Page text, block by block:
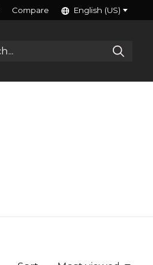
Compare English (US)